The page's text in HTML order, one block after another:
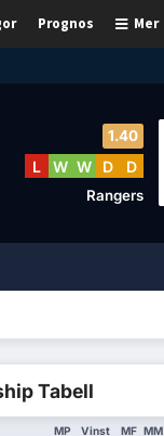
Mer
Prognos
1.40
L W W D D
Rangers
Tabell
MP Vinst MF MM